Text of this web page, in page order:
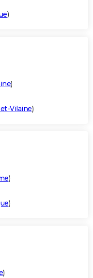
)
)
Vilaine)
)
)
)